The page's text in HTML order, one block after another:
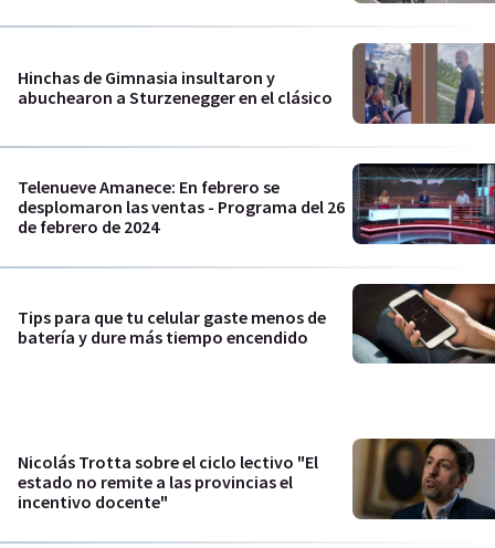
Hinchas de Gimnasia insultaron y
abuchearon a Sturzenegger en el clásico
Telenueve Amanece: En febrero se
desplomaron las ventas - Programa del 26
de febrero de 2024
Tips para que tu celular gaste menos de
batería y dure más tiempo encendido
Nicolás Trotta sobre el ciclo lectivo "El
estado no remite a las provincias el
incentivo docente"